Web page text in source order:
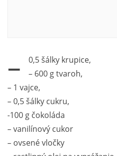
–
0,5 šálky krupice,
– 600 g tvaroh,
– 1 vajce,
– 0,5 šálky cukru,
-100 g čokoláda
– vanilínový cukor
– ovsené vločky